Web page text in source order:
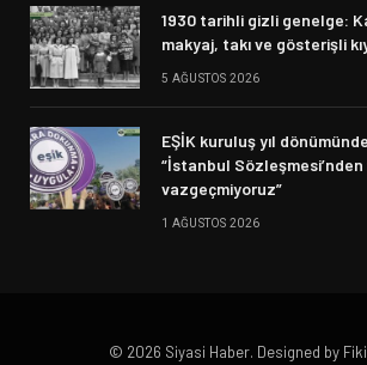
1930 tarihli gizli genelge:
makyaj, takı ve gösterişli
5 AĞUSTOS 2026
EŞİK kuruluş yıl
“İstanbul Sözleşmesi’nden
vazgeçmiyoruz”
1 AĞUSTOS 2026
© 2026 Siyasi Haber. Designed by